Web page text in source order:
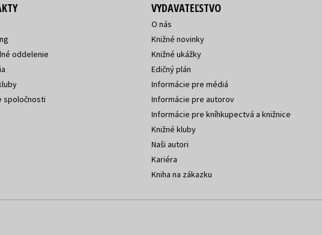
oddelenie
spoločnosti
VYDAVATEĽSTVO
O nás
Knižné novinky
Knižné ukážky
Edičný plán
Informácie pre médiá
Informácie pre autorov
Informácie pre kníhkupectvá a knižnice
Knižné kluby
Naši autori
Kariéra
Kniha na zákazku